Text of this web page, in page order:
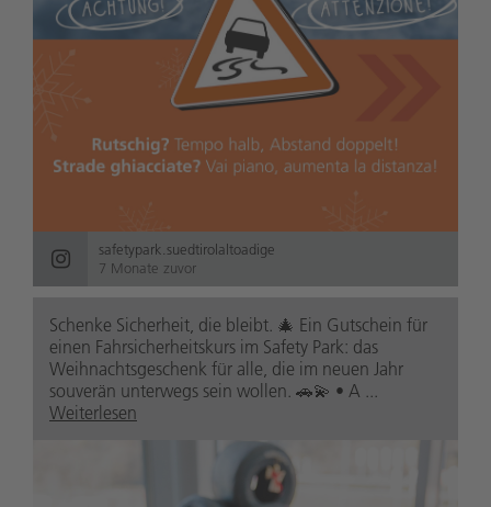
safetypark.suedtirolaltoadige
7 Monate zuvor
Schenke Sicherheit, die bleibt. 🎄 Ein Gutschein für
einen Fahrsicherheitskurs im Safety Park: das
Weihnachtsgeschenk für alle, die im neuen Jahr
souverän unterwegs sein wollen. 🚗💫 • A ...
Weiterlesen